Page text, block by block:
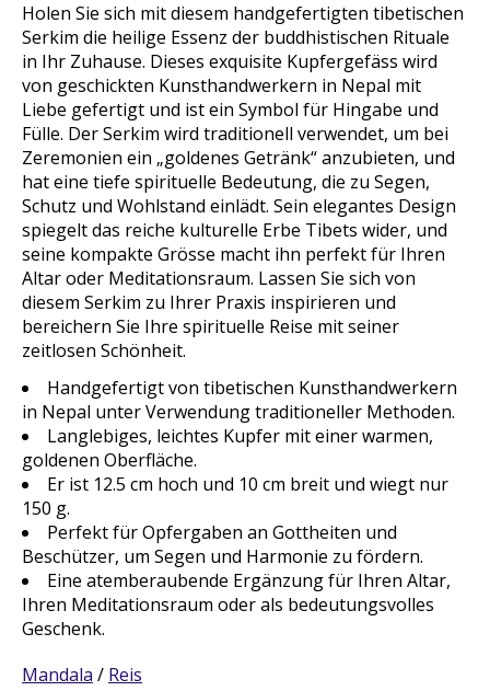
Holen Sie sich mit diesem handgefertigten tibetischen
Serkim die heilige Essenz der buddhistischen Rituale
in Ihr Zuhause. Dieses exquisite Kupfergefäss wird
von geschickten Kunsthandwerkern in Nepal mit
Liebe gefertigt und ist ein Symbol für Hingabe und
Fülle. Der Serkim wird traditionell verwendet, um bei
Zeremonien ein „goldenes Getränk“ anzubieten, und
hat eine tiefe spirituelle Bedeutung, die zu Segen,
Schutz und Wohlstand einlädt. Sein elegantes Design
spiegelt das reiche kulturelle Erbe Tibets wider, und
seine kompakte Grösse macht ihn perfekt für Ihren
Altar oder Meditationsraum. Lassen Sie sich von
diesem Serkim zu Ihrer Praxis inspirieren und
bereichern Sie Ihre spirituelle Reise mit seiner
zeitlosen Schönheit.
Handgefertigt von tibetischen Kunsthandwerkern
in Nepal unter Verwendung traditioneller Methoden.
Langlebiges, leichtes Kupfer mit einer warmen,
goldenen Oberfläche.
Er ist 12.5 cm hoch und 10 cm breit und wiegt nur
150 g.
Perfekt für Opfergaben an Gottheiten und
Beschützer, um Segen und Harmonie zu fördern.
Eine atemberaubende Ergänzung für Ihren Altar,
Ihren Meditationsraum oder als bedeutungsvolles
Geschenk.
Mandala / Reis